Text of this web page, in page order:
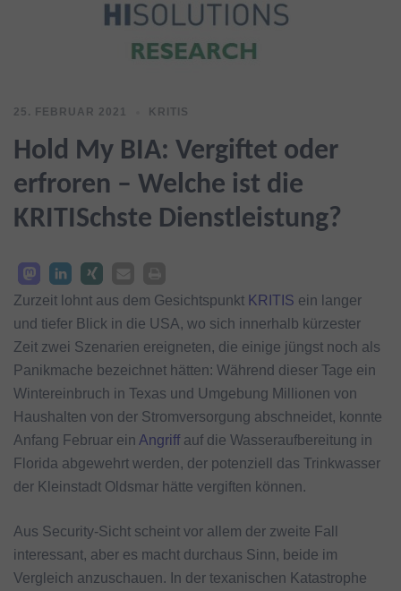
25. FEBRUAR 2021 KRITIS
Hold My BIA: Vergiftet oder
erfroren – Welche ist die
KRITISchste Dienstleistung?
Zurzeit lohnt aus dem Gesichtspunkt KRITIS ein langer
und tiefer Blick in die USA, wo sich innerhalb kürzester
Zeit zwei Szenarien ereigneten, die einige jüngst noch als
Panikmache bezeichnet hätten: Während dieser Tage ein
Wintereinbruch in Texas und Umgebung Millionen von
Haushalten von der Stromversorgung abschneidet, konnte
Anfang Februar ein Angriffauf die Wasseraufbereitung in
Florida abgewehrt werden, der potenziell das Trinkwasser
der Kleinstadt Oldsmar hätte vergiften können.
Aus Security-Sicht scheint vor allem der zweite Fall
interessant, aber es macht durchaus Sinn, beide im
Vergleich anzuschauen. In der texanischen Katastrophe